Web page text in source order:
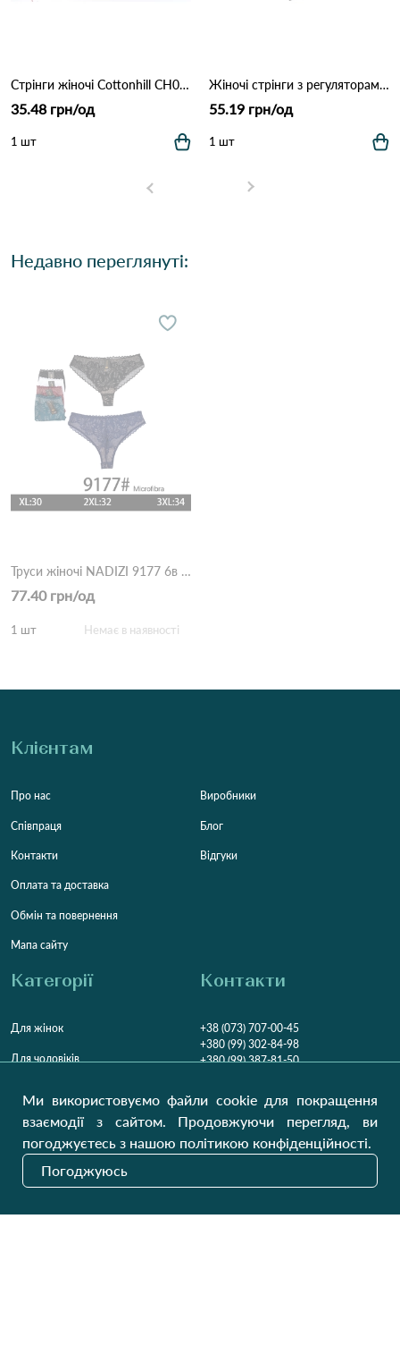
Стрінги жіночі Cottonhill CH0610 Марсала
35.48 грн/од
1 шт
Жіночі стрінги з регуляторами 1501 Чорний
55.19 грн/од
1 шт
Недавно переглянуті:
Труси жіночі NADIZI 9177 6в Різні кольори
77.40 грн/од
1 шт Немає в наявності
Клієнтам
Про нас
Співпраця
Контакти
Оплата та доставка
Обмін та повернення
Мапа сайту
Виробники
Блог
Відгуки
Категорії
Для жінок
Для чоловіків
Домашній текстиль
Контакти
+38 (073) 707-00-45
+380 (99) 302-84-98
+380 (99) 387-81-50
Пн-Пт9:00 - 16:00
НДВихідний
Наші оновлення
Ми використовуємо файли cookie для покращення
взаємодії з сайтом. Продовжуючи перегляд, ви
погоджуєтесь з нашою політикою конфіденційності.
Погоджуюсь